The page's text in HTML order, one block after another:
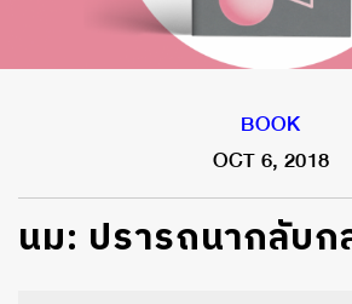
BOOK
OCT 6, 2018
นม: ปรารถนากลับก